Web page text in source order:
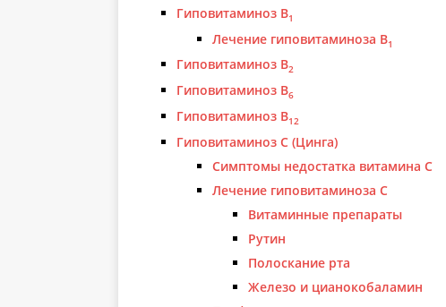
Гиповитаминоз В1
Лечение гиповитаминоза В1
Гиповитаминоз В2
Гиповитаминоз В6
Гиповитаминоз В12
Гиповитаминоз С (Цинга)
Симптомы недостатка витамина С
Лечение гиповитаминоза С
Витаминные препараты
Рутин
Полоскание рта
Железо и цианокобаламин